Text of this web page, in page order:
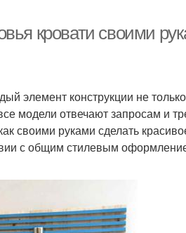
кровати своими
элемент конструкции не
модели отвечают запросам и
своими руками сделать
с общим стилевым